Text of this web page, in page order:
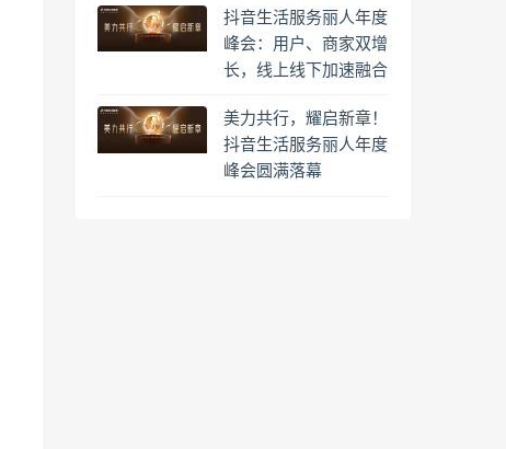
抖音生活服务丽人年度
峰会：用户、商家双增
长，线上线下加速融合
美力共行，耀启新章！
抖音生活服务丽人年度
峰会圆满落幕